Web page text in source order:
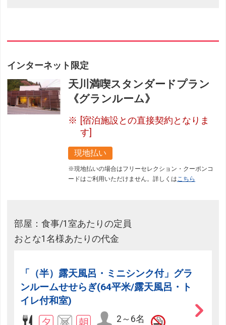
インターネット限定
天川満喫スタンダードプラン
《グランルーム》
[宿泊施設との直接契約となりま
す]
現地払い
※現地払いの場合はフリーセレクション・クーポンコ
ードはご利用いただけません。詳しくはこちら
部屋：食事/1室あたりの定員
おとな1名様あたりの代金
「（半）露天風呂・ミニシンク付」グラ
ンルームせせらぎ(64平米/露天風呂・ト
イレ付和室)
2～6名